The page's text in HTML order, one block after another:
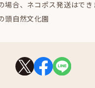
合、ネコポス発送はでき
頭自然文化園